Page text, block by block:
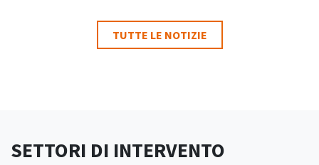
TUTTE LE NOTIZIE
SETTORI DI INTERVENTO